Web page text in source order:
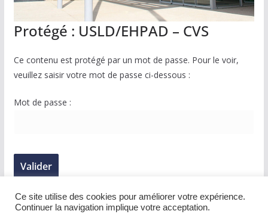
Protégé : USLD/EHPAD – CVS
Ce contenu est protégé par un mot de passe. Pour le voir,
veuillez saisir votre mot de passe ci-dessous :
Mot de passe :
Ce site utilise des cookies pour améliorer votre expérience.
Continuer la navigation implique votre acceptation.